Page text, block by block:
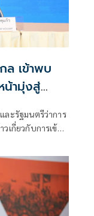
เข้าพบ
น้ามุ่งสู่
ละรัฐมนตรีว่าการ
เกี่ยวกับการเข้า
ยหลังการประชุม
เทศอ